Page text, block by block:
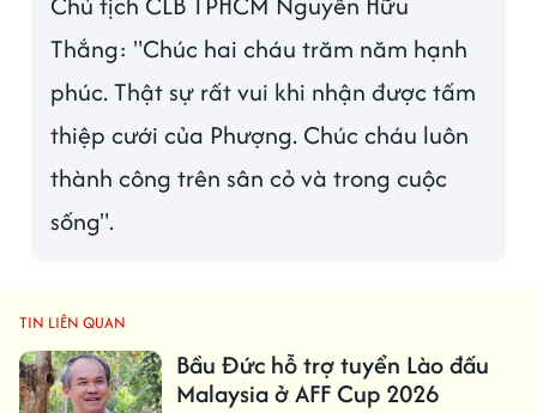
Thắng: "Chúc hai cháu trăm năm hạnh
phúc. Thật sự rất vui khi nhận được tấm
thiệp cưới của Phượng. Chúc cháu luôn
thành công trên sân cỏ và trong cuộc
sống".
TIN LIÊN QUAN
Bầu Đức hỗ trợ tuyển Lào đấu
Malaysia ở AFF Cup 2026